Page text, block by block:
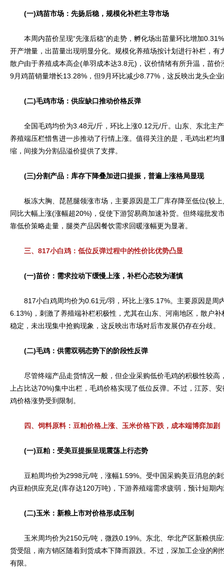
(一)鸡苗市场：先扬后稳，规模化补栏主导市场
本周内苗价呈现“先涨后稳”的走势，孵化场出苗量环比增加
开产增量，出苗量出现明显分化。规模化养殖场按计划进行补栏，有
散户由于养殖成本高企(单羽成本达3.8元)，议价情绪有所升温，苗
9月鸡苗销量增长13.28%，但9月环比减少8.77%，这反映出龙头企
(二)毛鸡市场：供应缺口推动价格反弹
全国毛鸡均价为3.48元/斤，环比上涨0.12元/斤。山东、东北主
养殖端压栏惜售进一步推动了行情上涨。值得关注的是，毛鸡出栏
缩，间接为分割品溢价提供了支撑。
(三)分割产品：库存下降叠加进口提振，普遍上涨格局显现
板冻大胸、琵琶腿领涨市场，主要原因是工厂库存降至低位(较上
同比大幅上涨(涨幅超20%)，促使下游贸易商加速补货。但终端批发
靠低价策略走量，腿类产品因餐饮需求回暖涨幅更为显著。
三、817小白鸡：低位反弹过程中的性价比优势凸显
(一)苗价：需求拉动下缓慢上涨，补栏心态较为谨慎
817小白鸡周均价为0.61元/羽，环比上涨5.17%。主要原因是周
6.13%)，刺激了养殖端补栏积极性，尤其在山东、河南地区，散户
稳定，未出现集中抢购现象，这反映出市场对后市发展仍存在分歧。
(二)毛鸡：供需双弱态势下的阶段性反弹
尽管终端产品走货情况一般，但企业采购低价毛鸡的积极性较高
上占比达70%)集中出栏，毛鸡价格实现了低位反弹。不过，江苏、
鸡价格涨势受到限制。
四、饲料原料：豆粕价格上涨、玉米价格下跌，成本端博弈加剧
(一)豆粕：受美豆提振呈现震荡上行态势
豆粕周均价为2998元/吨，涨幅1.59%。受中国采购美豆消息的刺
内豆粕供应充足(库存达120万吨)，下游养殖端需求疲弱，预计短期
(二)玉米：新粮上市对价格形成压制
玉米周均价为2150元/吨，微跌0.19%。东北、华北产区新粮供应
货受阻，南方销区随着到货成本下降而跟跌。不过，深加工企业的刚
有限。